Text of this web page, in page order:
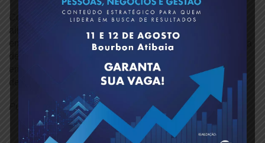
Com entrada solidária mediante a doação de 1kg de
alimento não perecível, o evento reuniu lideranças,
empresários e profissionais da contabilidade em um clima
de confraternização, reforçando os laços entre as
entidades representativas da classe e valorizando ações
de impacto social.
Publicado em: 26/06/2025